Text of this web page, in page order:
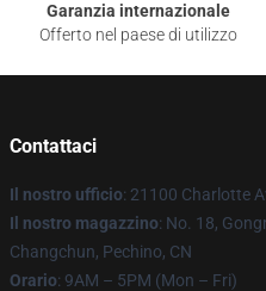
Garanzia internazionale
Offerto nel paese di utilizzo
Contattaci
Il nostro ufficio: 21100 Charlotte
Il nostro magazzino: No. 18,
Changchun, Pechino, CN
Orario: 9AM – 5PM (Mon – Fri)